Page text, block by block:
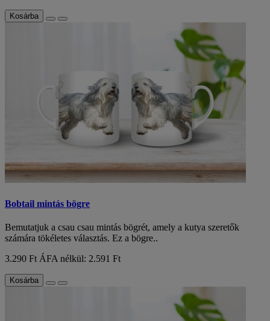
Kosárba
Bobtail mintás bögre
Bemutatjuk a csau csau mintás bögrét, amely a kutya szeretők
számára tökéletes választás. Ez a bögre..
3.290 Ft ÁFA nélkül: 2.591 Ft
Kosárba